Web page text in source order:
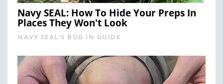
Navy SEAL: How To Hide Your Preps In
Places They Won't Look
NAVY SEAL'S BUG IN GUIDE